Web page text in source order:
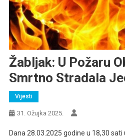
Žabljak: U Požaru
Smrtno Stradala
Vijesti
31. Ožujka 2025.
Dana 28.03.2025 godine u 18,30